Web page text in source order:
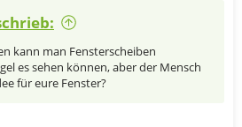
kann man Fensterscheiben
es sehen können, aber der Mensch
für eure Fenster?